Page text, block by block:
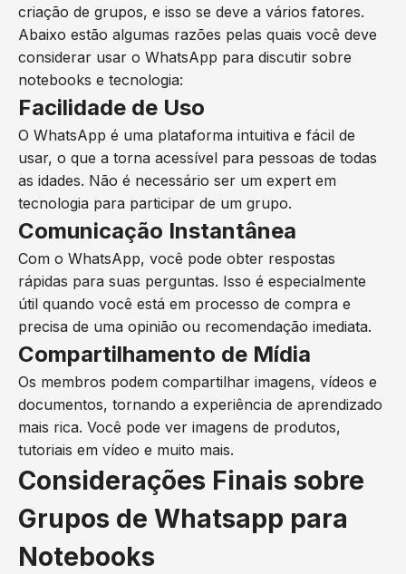
criação de grupos, e isso se deve a vários fatores.
Abaixo estão algumas razões pelas quais você deve
considerar usar o WhatsApp para discutir sobre
notebooks e tecnologia:
Facilidade de Uso
O WhatsApp é uma plataforma intuitiva e fácil de
usar, o que a torna acessível para pessoas de todas
as idades. Não é necessário ser um expert em
tecnologia para participar de um grupo.
Comunicação Instantânea
Com o WhatsApp, você pode obter respostas
rápidas para suas perguntas. Isso é especialmente
útil quando você está em processo de compra e
precisa de uma opinião ou recomendação imediata.
Compartilhamento de Mídia
Os membros podem compartilhar imagens, vídeos e
documentos, tornando a experiência de aprendizado
mais rica. Você pode ver imagens de produtos,
tutoriais em vídeo e muito mais.
Considerações Finais sobre
Grupos de Whatsapp para
Notebooks